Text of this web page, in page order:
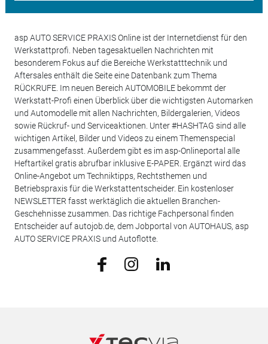
asp AUTO SERVICE PRAXIS Online ist der Internetdienst für den
Werkstattprofi. Neben tagesaktuellen Nachrichten mit
besonderem Fokus auf die Bereiche Werkstatttechnik und
Aftersales enthält die Seite eine Datenbank zum Thema
RÜCKRUFE. Im neuen Bereich AUTOMOBILE bekommt der
Werkstatt-Profi einen Überblick über die wichtigsten Automarken
und Automodelle mit allen Nachrichten, Bildergalerien, Videos
sowie Rückruf- und Serviceaktionen. Unter #HASHTAG sind alle
wichtigen Artikel, Bilder und Videos zu einem Themenspecial
zusammengefasst. Außerdem gibt es im asp-Onlineportal alle
Heftartikel gratis abrufbar inklusive E-PAPER. Ergänzt wird das
Online-Angebot um Techniktipps, Rechtsthemen und
Betriebspraxis für die Werkstattentscheider. Ein kostenloser
NEWSLETTER fasst werktäglich die aktuellen Branchen-
Geschehnisse zusammen. Das richtige Fachpersonal finden
Entscheider auf autojob.de, dem Jobportal von AUTOHAUS, asp
AUTO SERVICE PRAXIS und Autoflotte.